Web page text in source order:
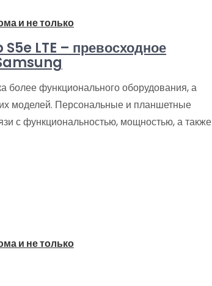
и не только
LTE – превосходное
более функционального оборудования, а
моделей. Персональные и планшетные
с функциональностью, мощностью, а также
и не только